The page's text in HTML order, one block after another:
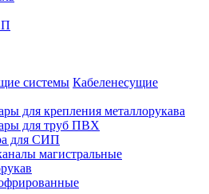
Кабеленесущие
для крепления металлорукава
для труб ПВХ
для СИП
магистральные